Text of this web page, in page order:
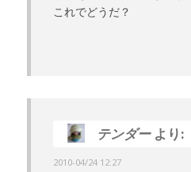
これでどうだ？
テンダー より:
2010-04/24 12:27